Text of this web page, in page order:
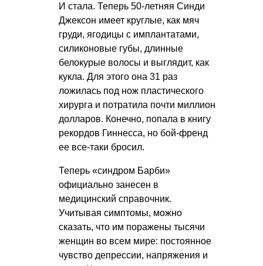
И стала. Теперь 50-летняя Синди
Джексон имеет круглые, как мяч
груди, ягодицы с имплантатами,
силиконовые губы, длинные
белокурые волосы и выглядит, как
кукла. Для этого она 31 раз
ложилась под нож пластического
хирурга и потратила почти миллион
долларов. Конечно, попала в книгу
рекордов Гиннесса, но бой-френд
ее все-таки бросил.
Теперь «синдром Барби»
официально занесен в
медицинский справочник.
Учитывая симптомы, можно
сказать, что им поражены тысячи
женщин во всем мире: постоянное
чувство депрессии, напряжения и